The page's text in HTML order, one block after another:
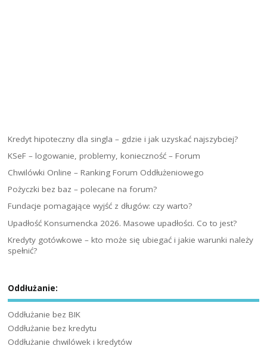
Kredyt hipoteczny dla singla – gdzie i jak uzyskać najszybciej?
KSeF – logowanie, problemy, konieczność – Forum
Chwilówki Online – Ranking Forum Oddłużeniowego
Pożyczki bez baz – polecane na forum?
Fundacje pomagające wyjść z długów: czy warto?
Upadłość Konsumencka 2026. Masowe upadłości. Co to jest?
Kredyty gotówkowe – kto może się ubiegać i jakie warunki należy
spełnić?
Oddłużanie:
Oddłużanie bez BIK
Oddłużanie bez kredytu
Oddłużanie chwilówek i kredytów